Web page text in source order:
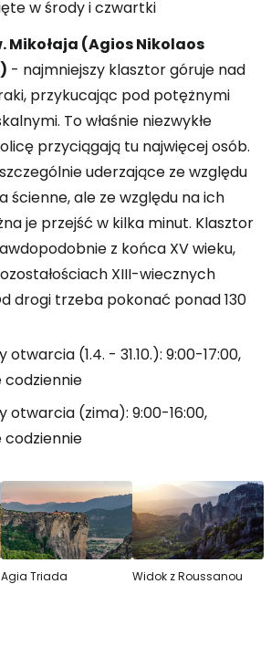
w środy i czwartki
Mikołaja (Agios Nikolaos
- najmniejszy klasztor góruje nad
przykucając pod potężnymi
To właśnie niezwykłe
przyciągają tu najwięcej osób.
uderzające ze względu
ścienne, ale ze względu na ich
je przejść w kilka minut. Klasztor
z końca XV wieku,
XIII-wiecznych
drogi trzeba pokonać ponad 130
otwarcia (1.4. - 31.10.): 9:00-17:00,
codziennie
otwarcia (zima): 9:00-16:00,
codziennie
Agia Triada Widok z Roussanou